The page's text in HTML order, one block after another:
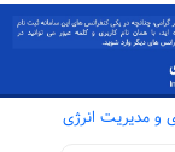
و مدیریت انرژی